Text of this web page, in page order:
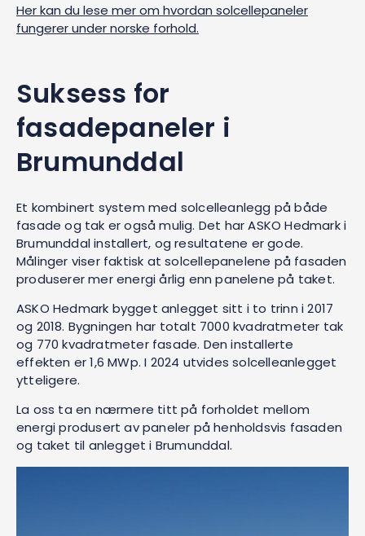
Her kan du lese mer om hvordan solcellepaneler
fungerer under norske forhold.
Suksess for
fasadepaneler i
Brumunddal
Et kombinert system med solcelleanlegg på både
fasade og tak er også mulig. Det har ASKO Hedmark i
Brumunddal installert, og resultatene er gode.
Målinger viser faktisk at solcellepanelene på fasaden
produserer mer energi årlig enn panelene på taket.
ASKO Hedmark bygget anlegget sitt i to trinn i 2017
og 2018. Bygningen har totalt 7000 kvadratmeter tak
og 770 kvadratmeter fasade. Den installerte
effekten er 1,6 MWp. I 2024 utvides solcelleanlegget
ytteligere.
La oss ta en nærmere titt på forholdet mellom
energi produsert av paneler på henholdsvis fasaden
og taket til anlegget i Brumunddal.